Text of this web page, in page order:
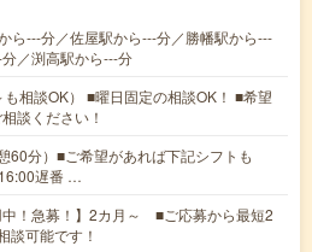
ら---分／佐屋駅から---分／勝幡駅から---
／渕高駅から---分
相談OK） ■曜日固定の相談OK！ ■希望
談ください！
60分）■ご希望があれば下記シフトも
遅番 …
中！急募！】2カ月～ ■ご応募から最短2
談可能です！